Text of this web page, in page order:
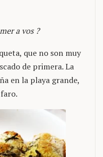
a vos ?
que no son muy
de primera. La
en la playa grande,